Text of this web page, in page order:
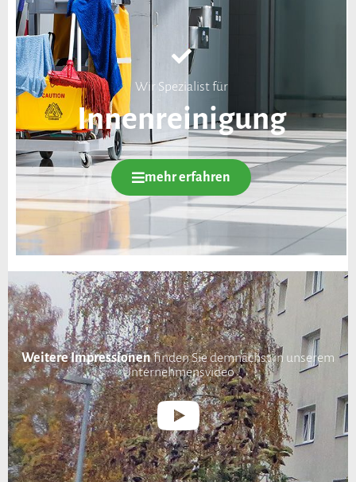
Wir Spezialist für
Innenreinigung
mehr erfahren
Weitere Impressionenfinden Sie demnächst in unserem
Unternehmensvideo